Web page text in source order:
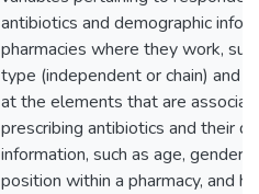
antibiotics and demographic
pharmacies where they work,
type (independent or chain) and
at the elements that are
prescribing antibiotics and their
information, such as age, gender,
position within a pharmacy, and